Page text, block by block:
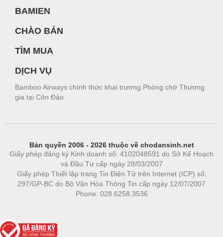
BAMIEN
CHÀO BÁN
TÌM MUA
DỊCH VỤ
Bamboo Airways chính thức khai trương Phòng chờ Thương
gia tại Côn Đảo
Bản quyền 2006 - 2026 thuộc về chodansinh.net
Giấy phép đăng ký Kinh doanh số: 4102048591 do Sở Kế Hoạch
và Đầu Tư cấp ngày 28/03/2007
Giấy phép Thiết lập trang Tin Điện Tử trên Internet (ICP) số:
297/GP-BC do Bộ Văn Hóa Thông Tin cấp ngày 12/07/2007
Phone: 028.6258.3536